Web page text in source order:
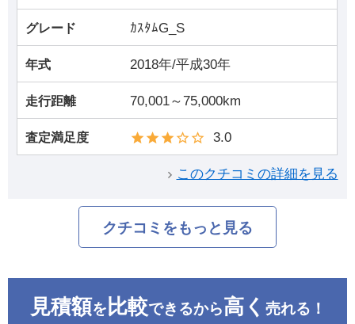
グレード ｶｽﾀﾑG_S
年式 2018年/平成30年
走行距離 70,001～75,000km
査定満足度 3.0
このクチコミの詳細を見る
クチコミをもっと見る
見積額を 比較できるから高く 売れる！